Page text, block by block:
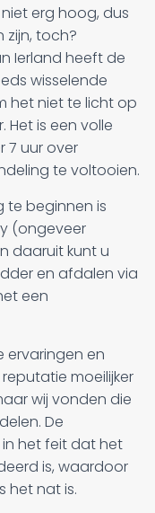
niet erg hoog, dus
zijn, toch?
Ierland heeft de
wisselende
het niet te licht op
is een volle
7 uur over
te voltooien.
te beginnen is
(ongeveer
daaruit kunt u
en afdalen via
een
ervaringen en
moeilijker
wij vonden die
De
in het feit dat het
is, waardoor
het nat is.